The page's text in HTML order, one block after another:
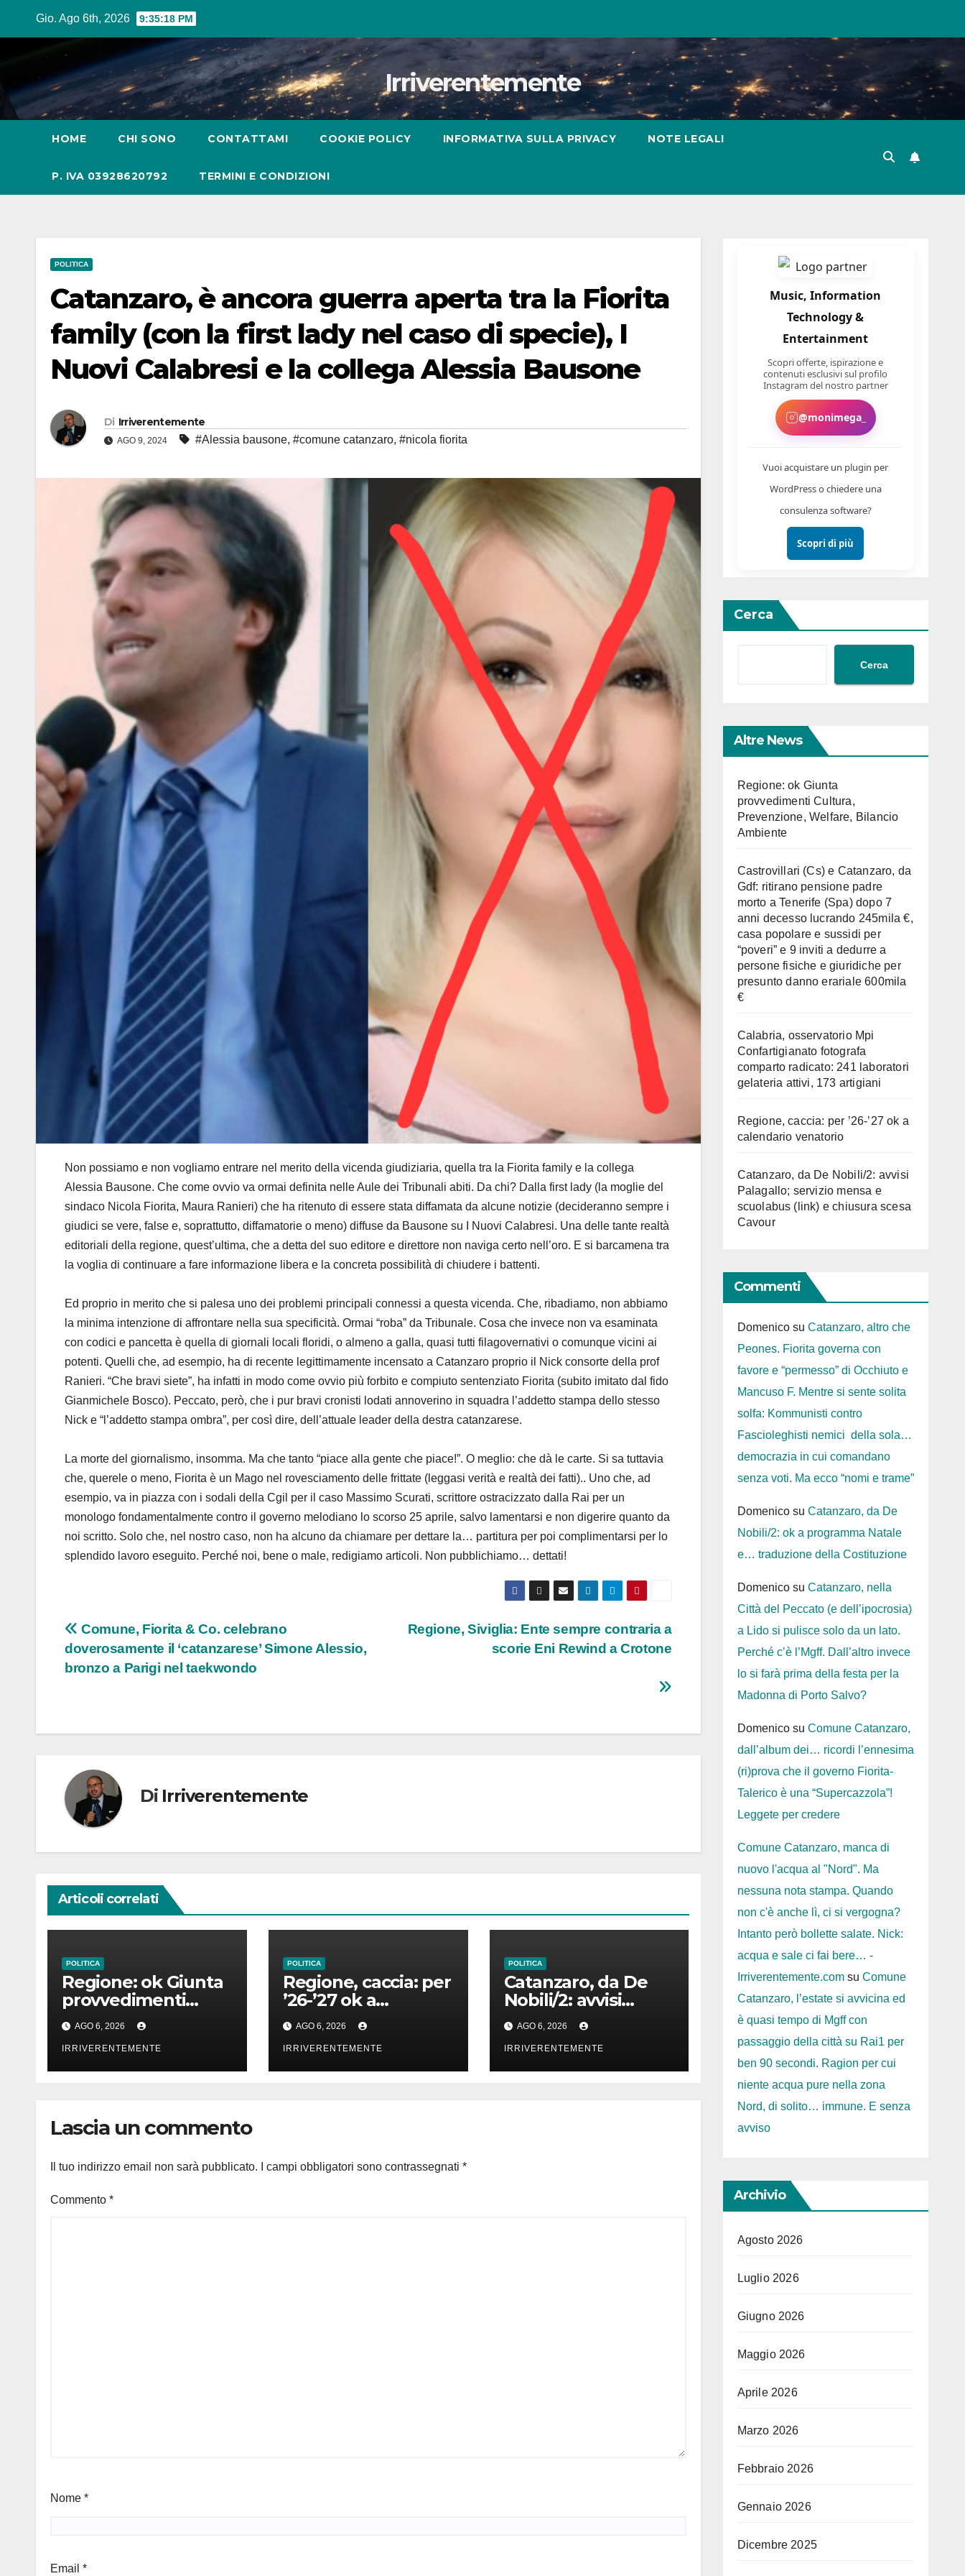
Gio. Ago 6th, 2026 9:35:19 PM
Irriverentemente
HOME CHI SONO CONTATTAMI COOKIE POLICY INFORMATIVA SULLA PRIVACY NOTE LEGALI
P. IVA 03928620792 TERMINI E CONDIZIONI
POLITICA
Catanzaro, è ancora guerra aperta tra la Fiorita
family (con la first lady nel caso di specie), I
Nuovi Calabresi e la collega Alessia Bausone
Di Irriverentemente
AGO 9, 2024 #Alessia bausone, #comune catanzaro, #nicola fiorita
Non possiamo e non vogliamo entrare nel merito della vicenda giudiziaria, quella tra la Fiorita family e la collega
Alessia Bausone. Che come ovvio va ormai definita nelle Aule dei Tribunali abiti. Da chi? Dalla first lady (la moglie del
sindaco Nicola Fiorita, Maura Ranieri) che ha ritenuto di essere stata diffamata da alcune notizie (decideranno sempre i
giudici se vere, false e, soprattutto, diffamatorie o meno) diffuse da Bausone su I Nuovi Calabresi. Una delle tante realtà
editoriali della regione, quest’ultima, che a detta del suo editore e direttore non naviga certo nell’oro. E si barcamena tra
la voglia di continuare a fare informazione libera e la concreta possibilità di chiudere i battenti.
Ed proprio in merito che si palesa uno dei problemi principali connessi a questa vicenda. Che, ribadiamo, non abbiamo
la minima intenzione di affrontare nella sua specificità. Ormai “roba” da Tribunale. Cosa che invece non va esaminata
con codici e pancetta è quella di giornali locali floridi, o almeno a galla, quasi tutti filagovernativi o comunque vicini ai
potenti. Quelli che, ad esempio, ha di recente legittimamente incensato a Catanzaro proprio il Nick consorte della prof
Ranieri. “Che bravi siete”, ha infatti in modo come ovvio più forbito e compiuto sentenziato Fiorita (subito imitato dal fido
Gianmichele Bosco). Peccato, però, che i pur bravi cronisti lodati annoverino in squadra l’addetto stampa dello stesso
Nick e “l’addetto stampa ombra”, per così dire, dell’attuale leader della destra catanzarese.
La morte del giornalismo, insomma. Ma che tanto “piace alla gente che piace!”. O meglio: che dà le carte. Si sa tuttavia
che, querele o meno, Fiorita è un Mago nel rovesciamento delle frittate (leggasi verità e realtà dei fatti).. Uno che, ad
esempio, va in piazza con i sodali della Cgil per il caso Massimo Scurati, scrittore ostracizzato dalla Rai per un
monologo fondamentalmente contro il governo melodiano lo scorso 25 aprile, salvo lamentarsi e non digerire quanto da
noi scritto. Solo che, nel nostro caso, non ha alcuno da chiamare per dettare la… partitura per poi complimentarsi per lo
splendido lavoro eseguito. Perché noi, bene o male, redigiamo articoli. Non pubblichiamo… dettati!
Navigazione
articoli
Regione, Siviglia: Ente sempre contraria a
scorie Eni Rewind a Crotone
Comune, Fiorita & Co. celebrano
doverosamente il ‘catanzarese’ Simone Alessio,
bronzo a Parigi nel taekwondo
Di Irriverentemente
Articoli correlati
POLITICA
Regione: ok Giunta
provvedimenti
Cultura,
Prevenzione,
Welfare, Bilancio
Ambiente
AGO 6, 2026
IRRIVERENTEMENTE
POLITICA
Regione, caccia: per
’26-’27 ok a
calendario
venatorio
AGO 6, 2026
IRRIVERENTEMENTE
POLITICA
Catanzaro, da De
Nobili/2: avvisi
Palagallo; servizio
mensa e scuolabus
(link) e chiusura
scesa Cavour
AGO 6, 2026
IRRIVERENTEMENTE
Lascia un commento
Il tuo indirizzo email non sarà pubblicato. I campi obbligatori sono contrassegnati *
Commento *
Nome *
Email *
Cerca
Cerca
Altre News
Regione: ok Giunta
provvedimenti Cultura,
Prevenzione, Welfare, Bilancio
Ambiente
Castrovillari (Cs) e Catanzaro, da
Gdf: ritirano pensione padre
morto a Tenerife (Spa) dopo 7
anni decesso lucrando 245mila €,
casa popolare e sussidi per
“poveri” e 9 inviti a dedurre a
persone fisiche e giuridiche per
presunto danno erariale 600mila
€
Calabria, osservatorio Mpi
Confartigianato fotografa
comparto radicato: 241 laboratori
gelateria attivi, 173 artigiani
Regione, caccia: per ’26-’27 ok a
calendario venatorio
Catanzaro, da De Nobili/2: avvisi
Palagallo; servizio mensa e
scuolabus (link) e chiusura scesa
Cavour
Commenti
Domenicosu Catanzaro, altro che
Peones. Fiorita governa con
favore e “permesso” di Occhiuto e
Mancuso F. Mentre si sente solita
solfa: Kommunisti contro
Fascioleghisti nemici della sola…
democrazia in cui comandano
senza voti. Ma ecco “nomi e trame”
Domenicosu Catanzaro, da De
Nobili/2: ok a programma Natale
e… traduzione della Costituzione
Domenicosu Catanzaro, nella
Città del Peccato (e dell’ipocrosia)
a Lido si pulisce solo da un lato.
Perché c’è l’Mgff. Dall’altro invece
lo si farà prima della festa per la
Madonna di Porto Salvo?
Domenicosu Comune Catanzaro,
dall’album dei… ricordi l’ennesima
(ri)prova che il governo Fiorita-
Talerico è una “Supercazzola”!
Leggete per credere
Comune Catanzaro, manca di
nuovo l'acqua al "Nord". Ma
nessuna nota stampa. Quando
non c'è anche lì, ci si vergogna?
Intanto però bollette salate. Nick:
acqua e sale ci fai bere… -
Irriverentemente.comsu Comune
Catanzaro, l’estate si avvicina ed
è quasi tempo di Mgff con
passaggio della città su Rai1 per
ben 90 secondi. Ragion per cui
niente acqua pure nella zona
Nord, di solito… immune. E senza
avviso
Archivio
Agosto 2026
Luglio 2026
Giugno 2026
Maggio 2026
Aprile 2026
Marzo 2026
Febbraio 2026
Gennaio 2026
Dicembre 2025
Music, Information
Technology &
Entertainment
Scopri offerte, ispirazione e
contenuti esclusivi sul profilo
Instagram del nostro partner
@monimega_
Vuoi acquistare un plugin per
WordPress o chiedere una
consulenza software?
Scopri di più